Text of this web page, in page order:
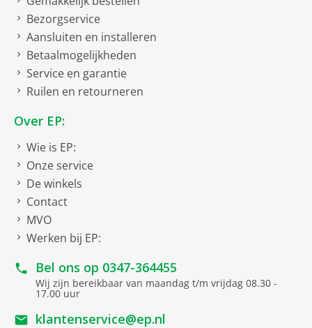
Bezorgservice
Aansluiten en installeren
Betaalmogelijkheden
Service en garantie
Ruilen en retourneren
Over EP:
Wie is EP:
Onze service
De winkels
Contact
MVO
Werken bij EP:
Bel ons op 0347-364455
Wij zijn bereikbaar van maandag t/m vrijdag 08.30 -
17.00 uur
klantenservice@ep.nl